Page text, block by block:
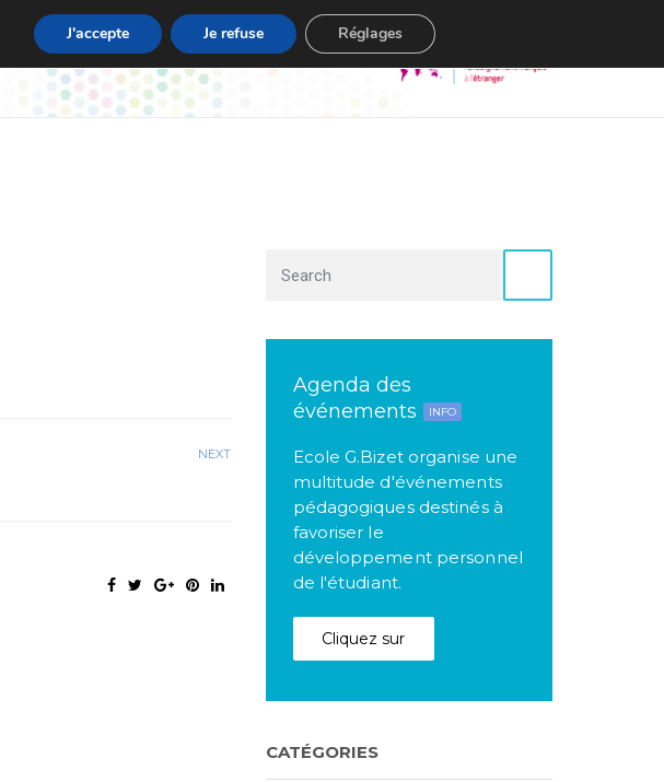
Informations Pratiques Contact
NEXT
Agenda des
événements
INFO
Ecole G.Bizet organise une
multitude d'événements
pédagogiques destinés à
favoriser le
développement personnel
de l'étudiant.
Cliquez sur
CATÉGORIES
J'accepte Je refuse Réglages